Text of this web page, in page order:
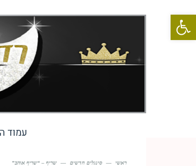
פתח סרגל נגישות
עמוד
ראשי — סינגלים חדשים — שריף – “שריף אוהב”